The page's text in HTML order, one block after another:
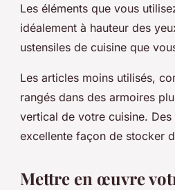
Les éléments que vous
idéalement à hauteur des
ustensiles de cuisine que
Les articles moins utilisés,
rangés dans des armoires
vertical de votre cuisine.
excellente façon de stocker
Mettre en œuvre